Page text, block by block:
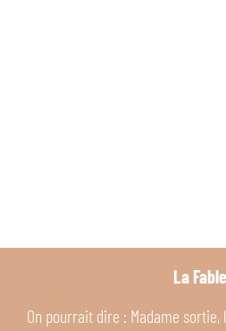
La Fable
On pourrait dire : Madame